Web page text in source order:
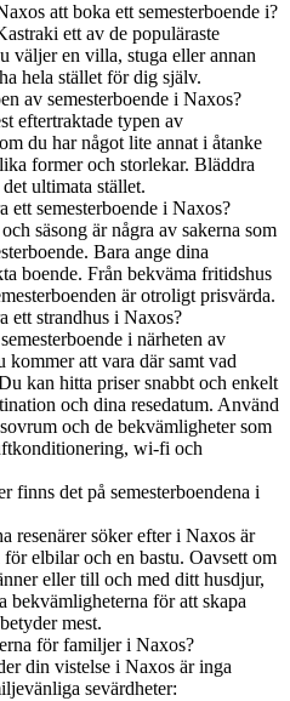
att boka ett semesterboende i?
ett av de populäraste
väljer en villa, stuga eller annan
hela stället för dig själv.
av semesterboende i Naxos?
eftertraktade typen av
du har något lite annat i åtanke
former och storlekar. Bläddra
ultimata stället.
ett semesterboende i Naxos?
säsong är några av sakerna som
Bara ange dina
boende. Från bekväma fritidshus
är otroligt prisvärda.
ett strandhus i Naxos?
i närheten av
kommer att vara där samt vad
kan hitta priser snabbt och enkelt
och dina resedatum. Använd
och de bekvämligheter som
wi-fi och
finns det på semesterboendena i
resenärer söker efter i Naxos är
elbilar och en bastu. Oavsett om
eller till och med ditt husdjur,
bekvämligheterna för att skapa
mest.
för familjer i Naxos?
din vistelse i Naxos är inga
sevärdheter: